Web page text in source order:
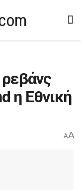
ρεβάνς
η Εθνική
AA